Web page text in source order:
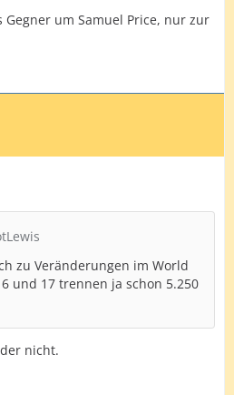
Gegner um Samuel Price, nur zur
zu Veränderungen im World
und 17 trennen ja schon 5.250
nicht.